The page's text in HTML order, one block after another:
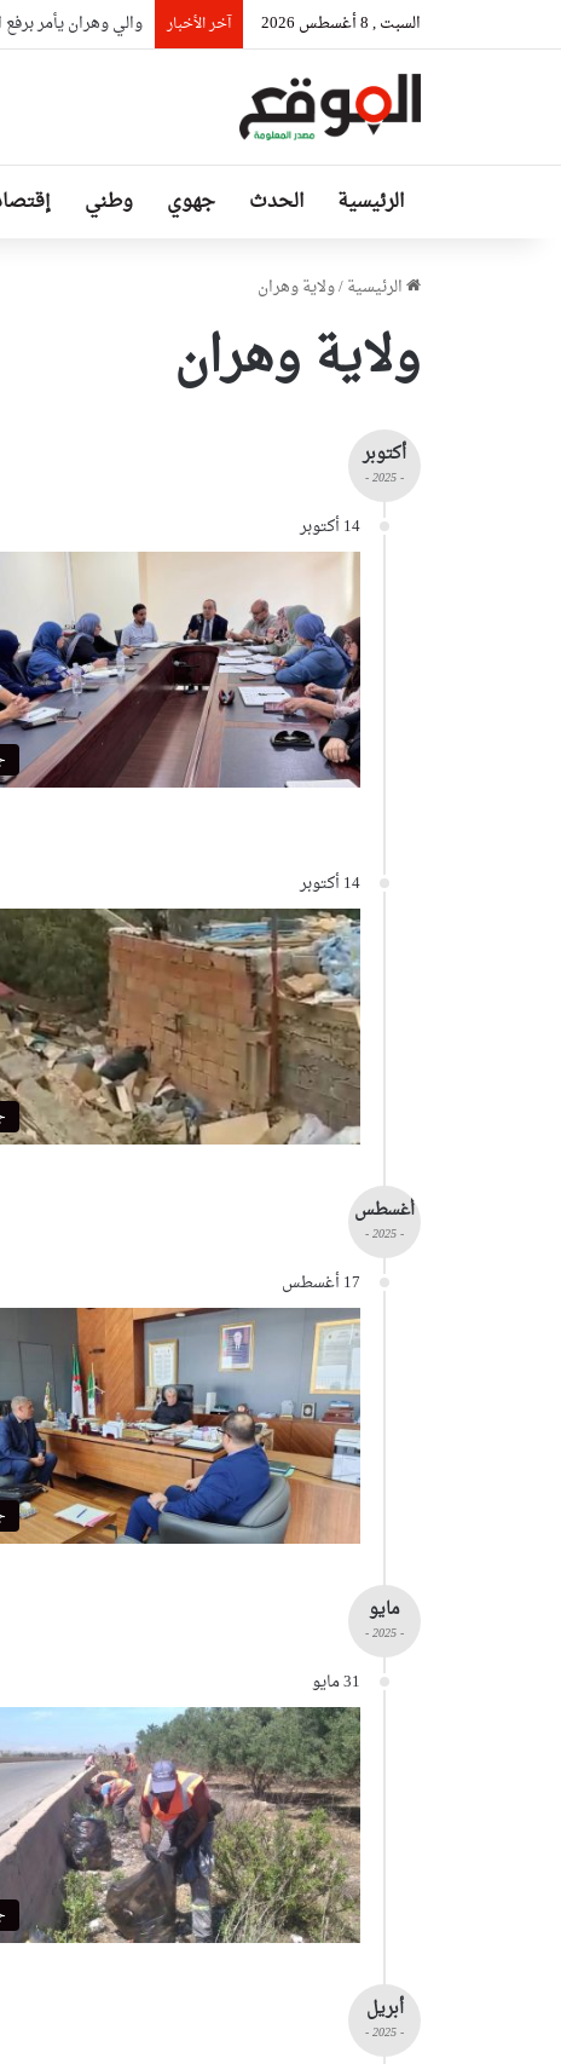
السبت , 8 أغسطس 2026 آخر الأخبار والي وهران يأمر برفع
الرئيسية الحدث جهوي وطني
الرئيسية/ولاية وهران
ولاية وهران
أكتوبر
- 2025 -
14 أكتوبر
14 أكتوبر
أغسطس
- 2025 -
17 أغسطس
مايو
- 2025 -
31 مايو
أبريل
- 2025 -